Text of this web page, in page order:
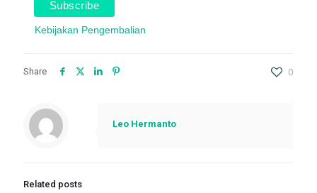
Kebijakan Pengembalian
Share 0
Leo Hermanto
Related posts